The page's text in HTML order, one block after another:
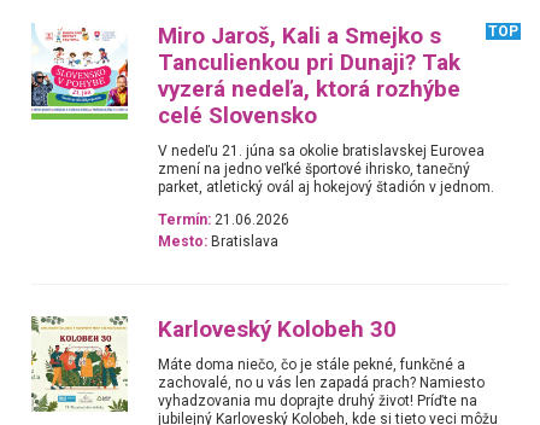
Miro Jaroš, Kali a Smejko s
Tanculienkou pri Dunaji? Tak
vyzerá nedeľa, ktorá rozhýbe
celé Slovensko
TOP
V nedeľu 21. júna sa okolie bratislavskej Eurovea
zmení na jedno veľké športové ihrisko, tanečný
parket, atletický ovál aj hokejový štadión v jednom.
Termín: 21.06.2026
Mesto: Bratislava
Karloveský Kolobeh 30
Máte doma niečo, čo je stále pekné, funkčné a
zachovalé, no u vás len zapadá prach? Namiesto
vyhadzovania mu doprajte druhý život! Príďte na
jubilejný Karloveský Kolobeh, kde si tieto veci môžu